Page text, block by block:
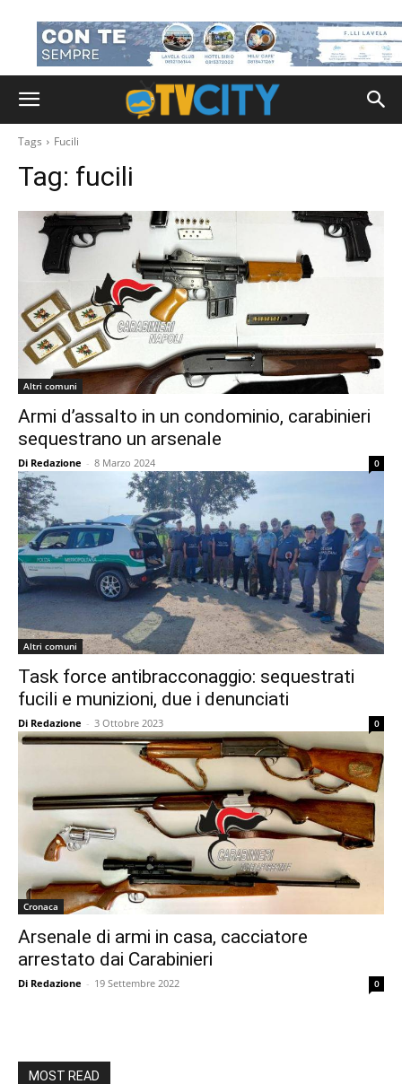
Tags Fucili
Tag: fucili
Altri comuni
Armi d’assalto in un condominio, carabinieri
sequestrano un arsenale
Di Redazione - 8 Marzo 2024 0
Altri comuni
Task force antibracconaggio: sequestrati
fucili e munizioni, due i denunciati
Di Redazione - 3 Ottobre 2023 0
Cronaca
Arsenale di armi in casa, cacciatore
arrestato dai Carabinieri
Di Redazione - 19 Settembre 2022 0
MOST READ